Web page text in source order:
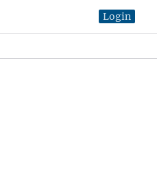
Login